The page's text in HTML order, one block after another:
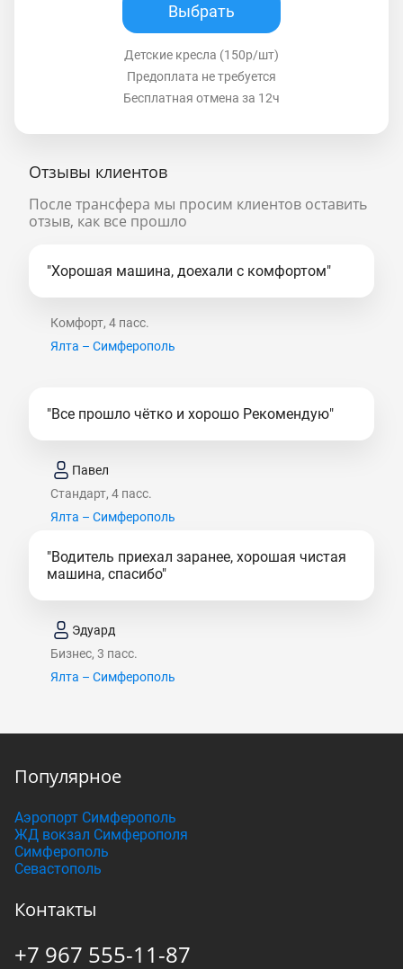
Выбрать
Детские кресла (150р/шт)
Предоплата не требуется
Бесплатная отмена за 12ч
Отзывы клиентов
После трансфера мы просим клиентов оставить
отзыв, как все прошло
"Хорошая машина, доехали с комфортом"
Комфорт, 4 пасс.
Ялта – Симферополь
"Все прошло чётко и хорошо Рекомендую"
Павел
Стандарт, 4 пасс.
Ялта – Симферополь
"Водитель приехал заранее, хорошая чистая
машина, спасибо"
Эдуард
Бизнес, 3 пасс.
Ялта – Симферополь
Популярное
Аэропорт Симферополь
ЖД вокзал Симферополя
Симферополь
Севастополь
Контакты
+7 967 555-11-87